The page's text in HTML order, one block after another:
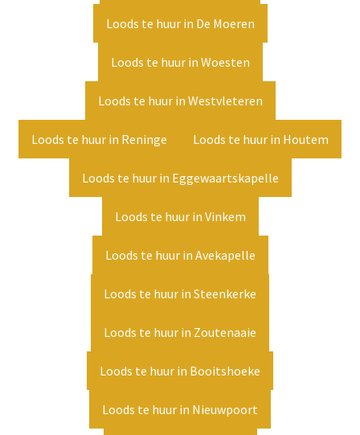
Loods te huur in De Moeren
Loods te huur in Woesten
Loods te huur in Westvleteren
Loods te huur in Reninge Loods te huur in Houtem
Loods te huur in Eggewaartskapelle
Loods te huur in Vinkem
Loods te huur in Avekapelle
Loods te huur in Steenkerke
Loods te huur in Zoutenaaie
Loods te huur in Booitshoeke
Loods te huur in Nieuwpoort